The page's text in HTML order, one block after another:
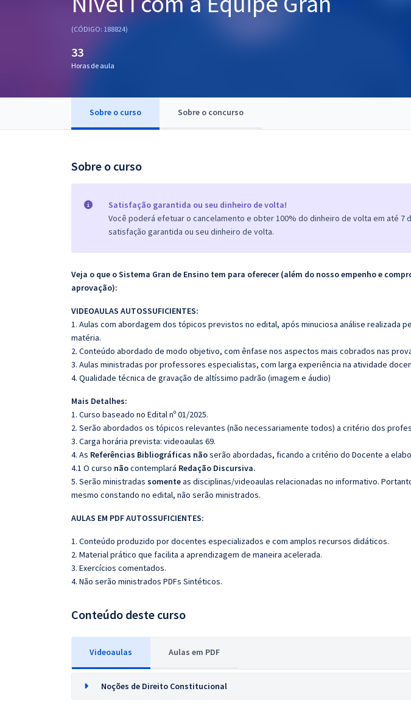
Questões grátis
(CÓDIGO: 188824)
33
Horas de aula
Sobre o curso Sobre o concurso
Sobre o curso
Satisfação garantida ou seu dinheiro de volta!
Você poderá efetuar o cancelamento e obter 100% do dinheiro de volta em até 7
satisfação garantida ou seu dinheiro de volta.
Veja o que o Sistema Gran de Ensino tem para oferecer (além do nosso empenho e
aprovação):
VIDEOAULAS AUTOSSUFICIENTES:
1. Aulas com abordagem dos tópicos previstos no edital, após minuciosa análise realizada
matéria.
2. Conteúdo abordado de modo objetivo, com ênfase nos aspectos mais cobrados nas
3. Aulas ministradas por professores especialistas, com larga experiência na atividade
4. Qualidade técnica de gravação de altíssimo padrão (imagem e áudio)
Mais Detalhes:
1. Curso baseado no Edital nº 01/2025.
2. Serão abordados os tópicos relevantes (não necessariamente todos) a critério dos
3. Carga horária prevista: videoaulas 69.
4. As Referências Bibliográficas nãoserão abordadas, ficando a critério do Docente a
4.1 O curso nãocontemplará Redação Discursiva.
5. Serão ministradas somenteas disciplinas/videoaulas relacionadas no informativo.
mesmo constando no edital, não serão ministrados.
AULAS EM PDF AUTOSSUFICIENTES:
1. Conteúdo produzido por docentes especializados e com amplos recursos didáticos.
2. Material prático que facilita a aprendizagem de maneira acelerada.
3. Exercícios comentados.
4. Não serão ministrados PDFs Sintéticos.
Conteúdo deste curso
Videoaulas Aulas em PDF
Noções de Direito Constitucional